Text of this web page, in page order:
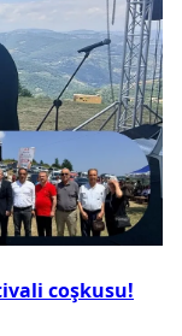
coşkusu!